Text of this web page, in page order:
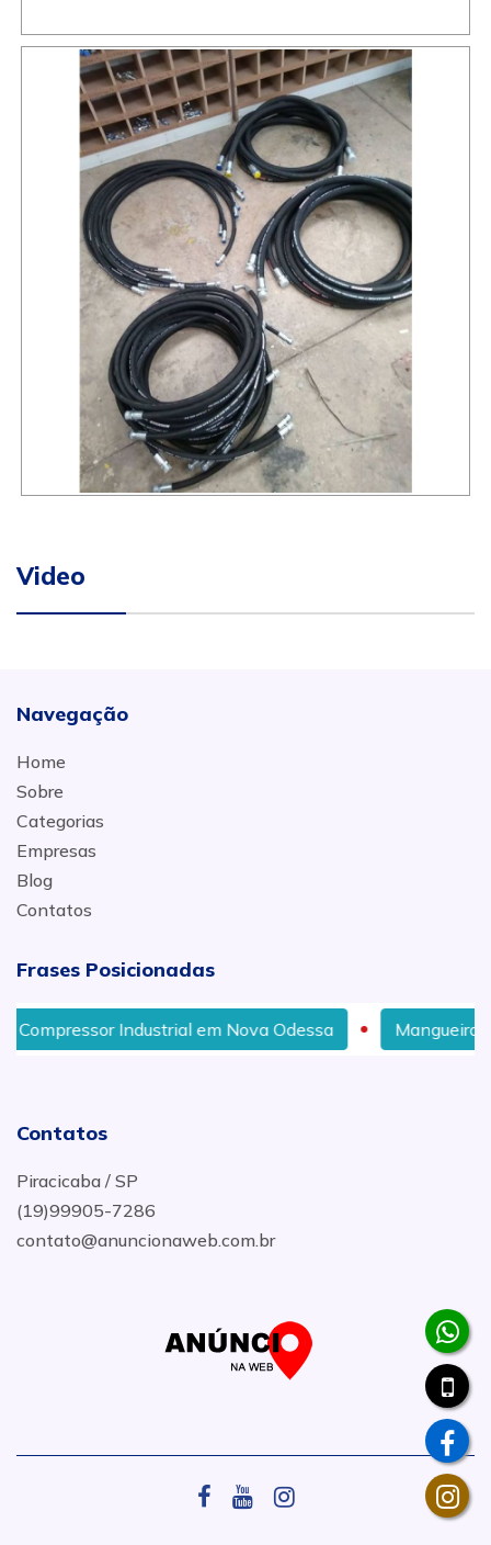
Video
Navegação
Home
Sobre
Categorias
Empresas
Blog
Contatos
Frases Posicionadas
em Nova Odessa Mangueira Hidráulica para
Contatos
Piracicaba / SP
(19)99905-7286
contato@anuncionaweb.com.br